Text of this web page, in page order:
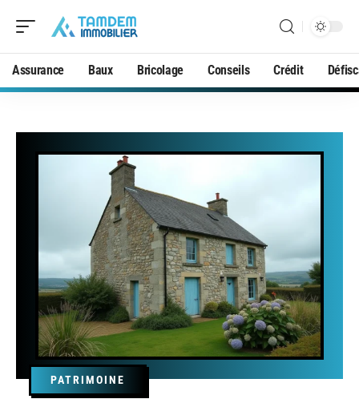
Assurance Baux Bricolage Conseils Crédit
PATRIMOINE